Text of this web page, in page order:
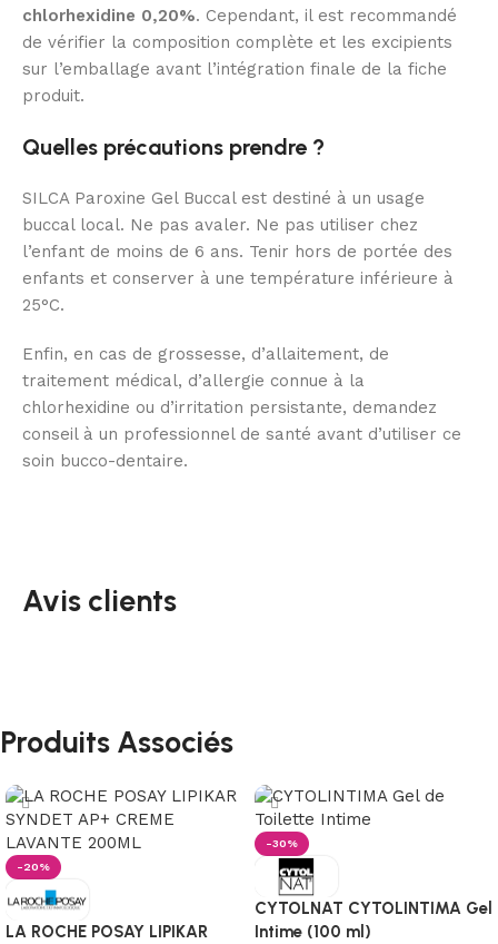
chlorhexidine 0,20%. Cependant, il est recommandé
de vérifier la composition complète et les excipients
sur l’emballage avant l’intégration finale de la fiche
produit.
Quelles précautions prendre ?
SILCA Paroxine Gel Buccal est destiné à un usage
buccal local. Ne pas avaler. Ne pas utiliser chez
l’enfant de moins de 6 ans. Tenir hors de portée des
enfants et conserver à une température inférieure à
25°C.
Enfin, en cas de grossesse, d’allaitement, de
traitement médical, d’allergie connue à la
chlorhexidine ou d’irritation persistante, demandez
conseil à un professionnel de santé avant d’utiliser ce
soin bucco-dentaire.
Avis clients
Produits Associés
-20%
LA ROCHE POSAY LIPIKAR
-30%
CYTOLNAT CYTOLINTIMA Gel
Intime (100 ml)